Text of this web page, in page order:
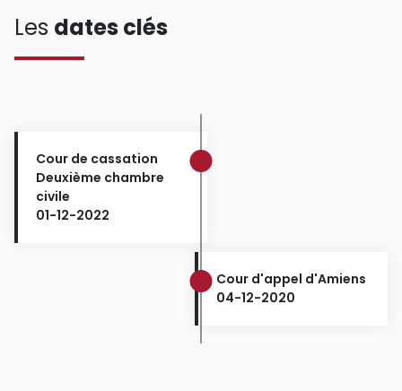
Les dates clés
Cour de cassation
Deuxième chambre
civile
01-12-2022
Cour d'appel d'Amiens
04-12-2020